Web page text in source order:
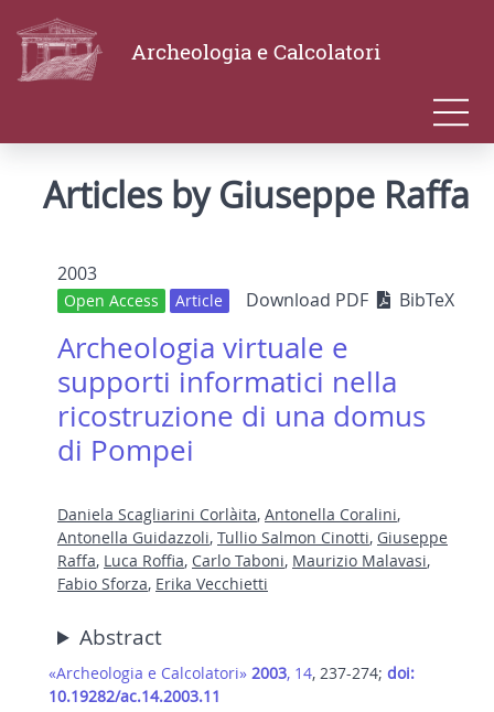
Archeologia e Calcolatori
Articles by Giuseppe Raffa
2003
Open Access Article Download PDF BibTeX
Archeologia virtuale e
supporti informatici nella
ricostruzione di una domus
di Pompei
Daniela Scagliarini Corlàita, Antonella Coralini,
Antonella Guidazzoli, Tullio Salmon Cinotti, Giuseppe
Raffa, Luca Roffia, Carlo Taboni, Maurizio Malavasi,
Fabio Sforza, Erika Vecchietti
Abstract
«Archeologia e Calcolatori» 2003, 14, 237-274; doi:
10.19282/ac.14.2003.11